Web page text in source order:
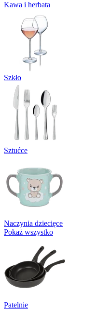
Kawa i herbata
Szkło
Sztućce
Naczynia dziecięce
Pokaż wszystko
Patelnie